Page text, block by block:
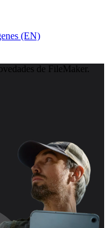
(EN)
de FileMaker.